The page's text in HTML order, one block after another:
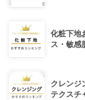
化粧下地
ス・敏感
クレンジ
テクスチ